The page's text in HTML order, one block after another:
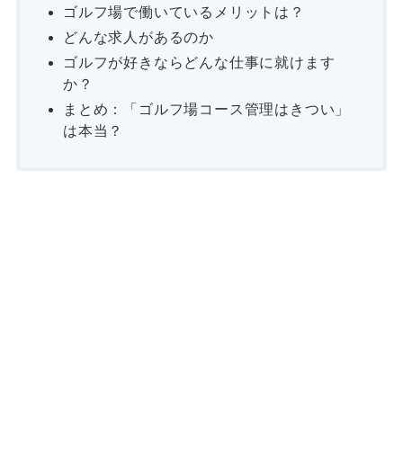
ゴルフ場で働いているメリットは？
どんな求人があるのか
ゴルフが好きならどんな仕事に就けます
か？
まとめ：「ゴルフ場コース管理はきつい」
は本当？